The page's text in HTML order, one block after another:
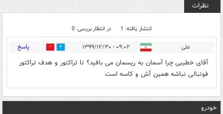
نظرات
انتشار یافته: 1 در انتظار بررسی: 0
علی ۰۹:۰۲ - ۱۳۹۹/۱۲/۳۰ 1 پاسخ
آقای خطیبی چرا آسمان به ریسمان می بافید؟ تا تراکتور و هدف تراکتور
فوتبالی نباشه همین آش و کاسه است
خودرو